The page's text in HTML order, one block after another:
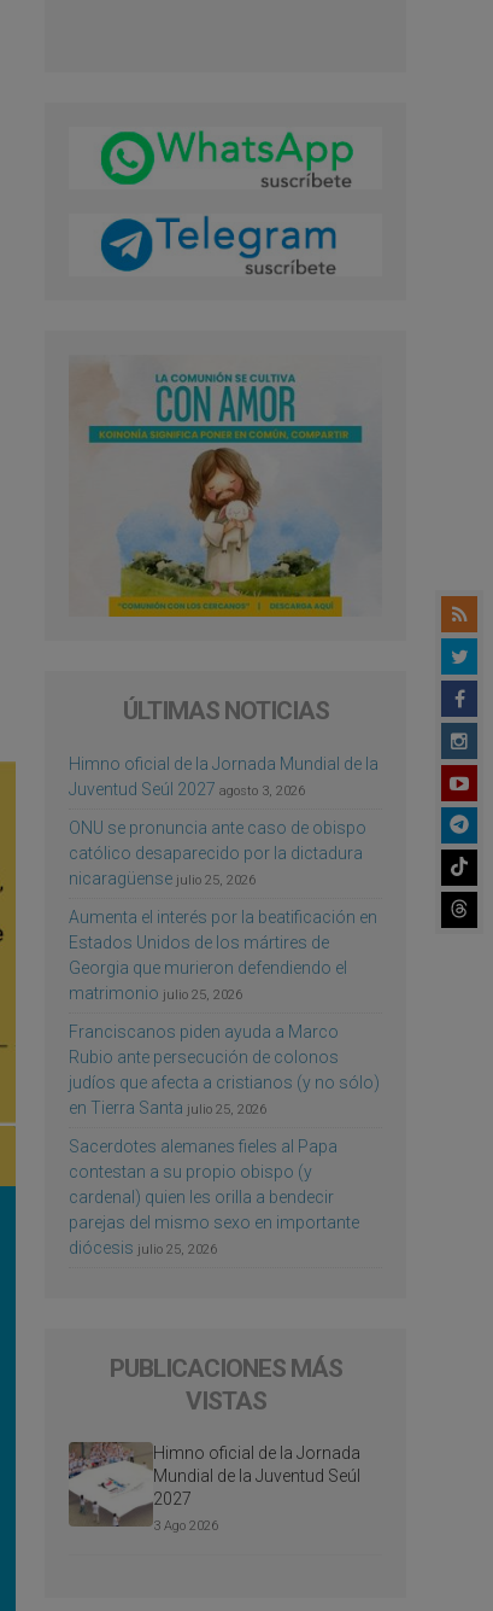
ÚLTIMAS NOTICIAS
Himno oficial de la Jornada Mundial de la
Juventud Seúl 2027 agosto 3, 2026
ONU se pronuncia ante caso de obispo
católico desaparecido por la dictadura
nicaragüense julio 25, 2026
Aumenta el interés por la beatificación en
Estados Unidos de los mártires de
Georgia que murieron defendiendo el
matrimonio julio 25, 2026
Franciscanos piden ayuda a Marco
Rubio ante persecución de colonos
judíos que afecta a cristianos (y no sólo)
en Tierra Santa julio 25, 2026
Sacerdotes alemanes fieles al Papa
contestan a su propio obispo (y
cardenal) quien les orilla a bendecir
parejas del mismo sexo en importante
diócesis julio 25, 2026
PUBLICACIONES MÁS
VISTAS
Himno oficial de la Jornada
Mundial de la Juventud Seúl
2027
3 Ago 2026